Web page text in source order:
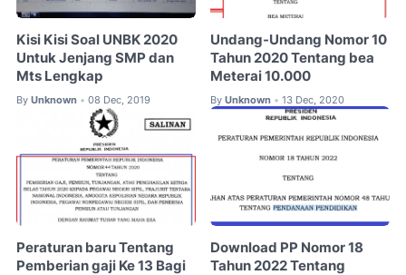
Kisi Kisi Soal UNBK 2020
Untuk Jenjang SMP dan
Mts Lengkap
By Unknown • 08 Dec, 2019
Undang-Undang Nomor 10
Tahun 2020 Tentang bea
Meterai 10.000
By Unknown • 13 Dec, 2020
Peraturan baru Tentang
Pemberian gaji Ke 13 Bagi
Download PP Nomor 18
Tahun 2022 Tentang